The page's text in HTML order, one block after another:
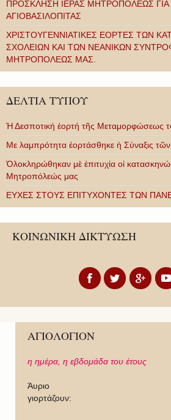
ΠΡΟΣΚΛΗΣΗ ΙΕΡΑΣ ΜΗΤΡΟΠΟΛΕΩΣ
ΑΓΙΟΒΑΣΙΛΟΠΙΤΑΣ
ΧΡΙΣΤΟΥΓΕΝΝΙΑΤΙΚΕΣ ΕΟΡΤΕΣ ΤΩΝ
ΣΧΟΛΕΙΩΝ ΚΑΙ ΤΩΝ ΝΕΑΝΙΚΩΝ
ΜΗΤΡΟΠΟΛΕΩΣ ΜΑΣ.
ΔΕΛΤΙΑ ΤΥΠΟΥ
Ἡ Δεσποτική ἑορτή τῆς Μεταμορφώσεως
Με λαμπρότητα ἑορτάσθηκε ἡ Σύναξις
Ὁλοκληρώθηκαν μὲ ἐπιτυχία οἱ
Μητροπόλεώς μας
ΕΥΧΕΣ ΣΤΟΥΣ ΕΠΙΤΥΧΟΝΤΕΣ ΤΩΝ
ΚΟΙΝΩΝΙΚΗ ΔΙΚΤΥΩΣΗ
ΑΓΙΟΛΟΓΙΟΝ
η ημέρα, η εβδομάδα του έτους
Άυριο
γιορτάζουν: